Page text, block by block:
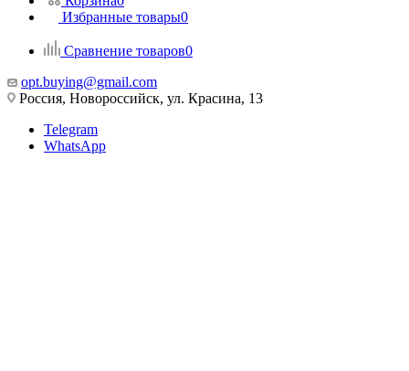
Избранные товары0
Сравнение товаров0
opt.buying@gmail.com
Россия, Новороссийск, ул. Красина, 13
Telegram
WhatsApp